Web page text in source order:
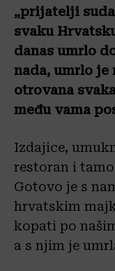
„prijatelji
svaku
danas umrlo
nada, umrlo je
otrovana
među vama
Izdajice,
restoran i
Gotovo je s
hrvatskim
kopati po
a s njim je